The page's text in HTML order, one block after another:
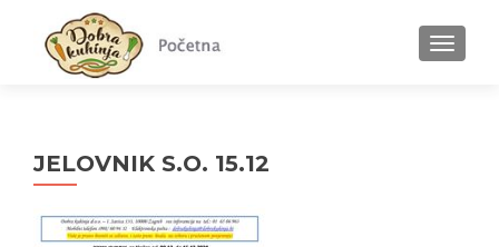
MENU
JELOVNIK S.O. 15.12